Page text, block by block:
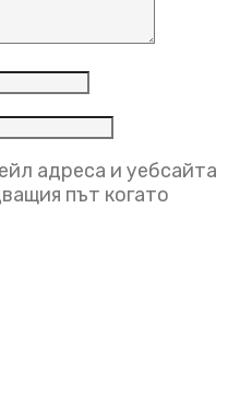
адреса и уебсайта
път когато